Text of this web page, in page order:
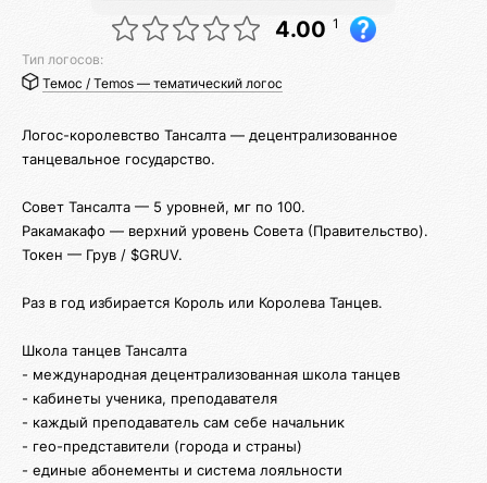
4.00 1
Тип логосов:
Темос / Temos — тематический логос
Логос-королевство Тансалта — децентрализованное
танцевальное государство.
Совет Тансалта — 5 уровней, мг по 100.
Ракамакафо — верхний уровень Совета (Правительство).
Токен — Грув / $GRUV.
Раз в год избирается Король или Королева Танцев.
Школа танцев Тансалта
- международная децентрализованная школа танцев
- кабинеты ученика, преподавателя
- каждый преподаватель сам себе начальник
- гео-представители (города и страны)
- единые абонементы и система лояльности